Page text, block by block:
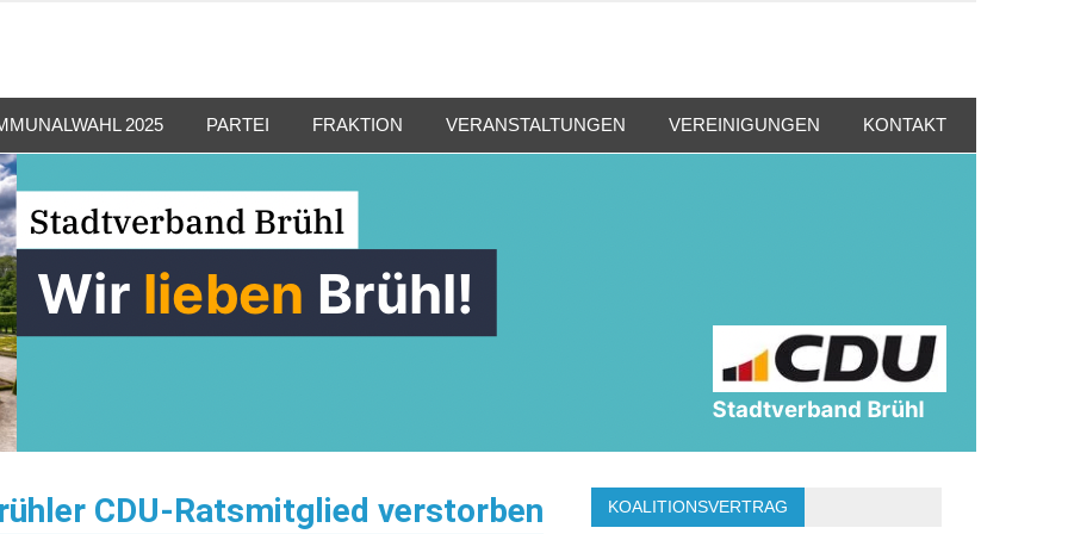
2025 PARTEI FRAKTION VERANSTALTUNGEN VEREINIGUNGEN KONTAKT
CDU-Ratsmitglied verstorben KOALITIONSVERTRAG